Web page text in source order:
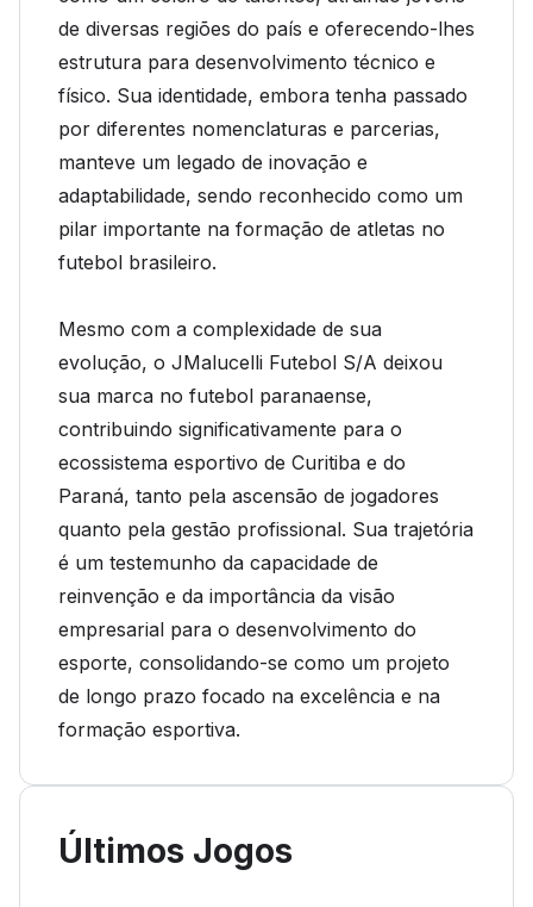
de diversas regiões do país e oferecendo-lhes
estrutura para desenvolvimento técnico e
físico. Sua identidade, embora tenha passado
por diferentes nomenclaturas e parcerias,
manteve um legado de inovação e
adaptabilidade, sendo reconhecido como um
pilar importante na formação de atletas no
futebol brasileiro.
Mesmo com a complexidade de sua
evolução, o JMalucelli Futebol S/A deixou
sua marca no futebol paranaense,
contribuindo significativamente para o
ecossistema esportivo de Curitiba e do
Paraná, tanto pela ascensão de jogadores
quanto pela gestão profissional. Sua trajetória
é um testemunho da capacidade de
reinvenção e da importância da visão
empresarial para o desenvolvimento do
esporte, consolidando-se como um projeto
de longo prazo focado na excelência e na
formação esportiva.
Últimos Jogos